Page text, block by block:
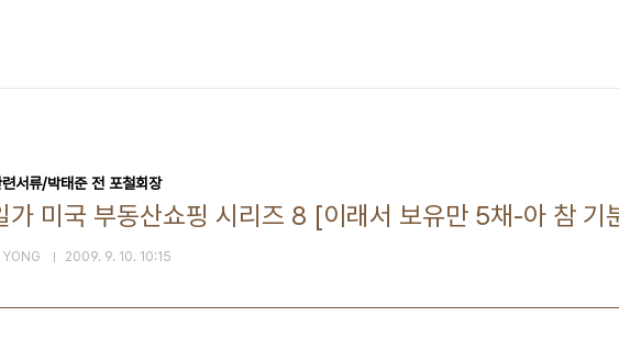
서류/박태준 전 포철회장
가 미국 부동산쇼핑 시리즈 8 [이래서 보유만 5채-아 참 기
YONG 2009. 9. 10. 10:15